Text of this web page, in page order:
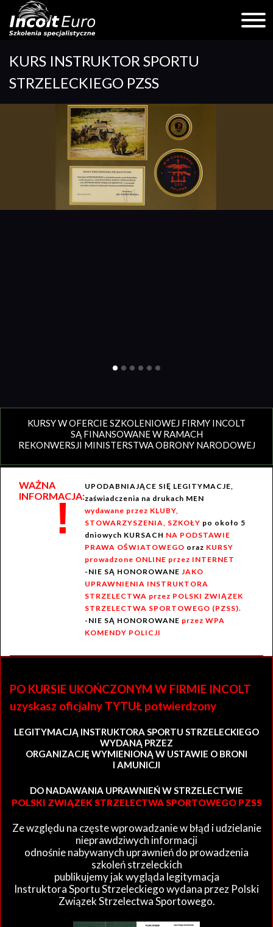
content
KURS INSTRUKTOR SPORTU
STRZELECKIEGO PZSS
KURSY W OFERCIE SZKOLENIOWEJ FIRMY INCOLT
SĄ FINANSOWANE W RAMACH
REKONWERSJI MINISTERSTWA OBRONY NARODOWEJ
WAŻNA
INFORMACJA:
!
UPODABNIAJĄCE SIĘ LEGITYMACJE,
zaświadczenia na drukach MEN
wydawane przez KLUBY,
STOWARZYSZENIA, SZKOŁY po około 5
dniowych KURSACH NA PODSTAWIE
PRAWA OŚWIATOWEGO oraz KURSY
prowadzone ONLINE przez INTERNET
-NIE SĄ HONOROWANE JAKO
UPRAWNIENIA INSTRUKTORA
STRZELECTWA przez POLSKI ZWIĄZEK
STRZELECTWA SPORTOWEGO (PZSS).
-NIE SĄ HONOROWANE przez WPA
KOMENDY POLICJI
PO KURSIE UKOŃCZONYM W FIRMIE INCOLT
uzyskasz oficjalny TYTUŁ potwierdzony
LEGITYMACJĄ INSTRUKTORA SPORTU STRZELECKIEGO
WYDANĄ PRZEZ
ORGANIZACJĘ WYMIENIONĄ W USTAWIE O BRONI
I AMUNICJI
DO NADAWANIA UPRAWNIEŃ W STRZELECTWIE
POLSKI ZWIĄZEK STRZELECTWA SPORTOWEGO PZSS
Ze względu na częste wprowadzanie w błąd i udzielanie
nieprawdziwych informacji
odnośnie nabywanych uprawnień do prowadzenia
szkoleń strzeleckich
publikujemy jak wygląda legitymacja
Instruktora Sportu Strzeleckiego wydana przez Polski
Związek Strzelectwa Sportowego.